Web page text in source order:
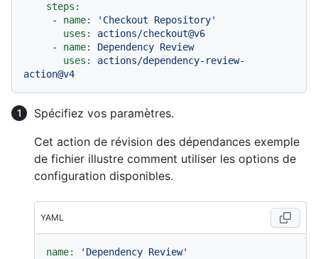
steps:
-
name:
'Checkout Repository'
uses:
actions/checkout@v6
-
name: Dependency Review
uses:
actions/dependency-review-
action@v4
Spécifiez vos paramètres.
Cet action de révision des dépendances exemple
de fichier illustre comment utiliser les options de
configuration disponibles.
YAML
name:
'Dependency Review'